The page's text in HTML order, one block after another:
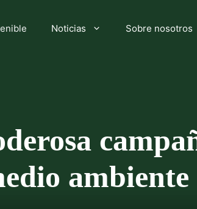
Noticias Sobre nosotros
ambiente